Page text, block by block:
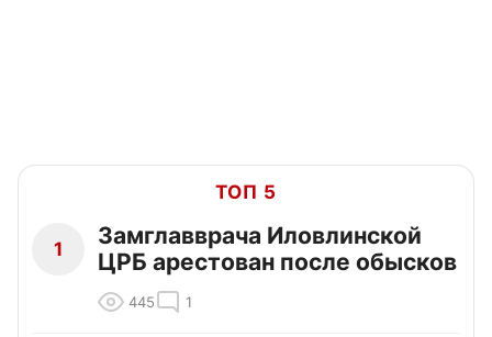
ТОП 5
1
Замглавврача Иловлинской
ЦРБ арестован после обысков
445 1